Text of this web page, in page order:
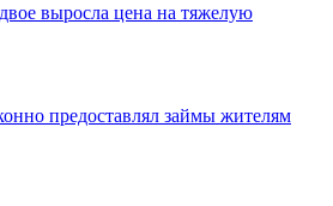
выросла цена на тяжелую
предоставлял займы жителям